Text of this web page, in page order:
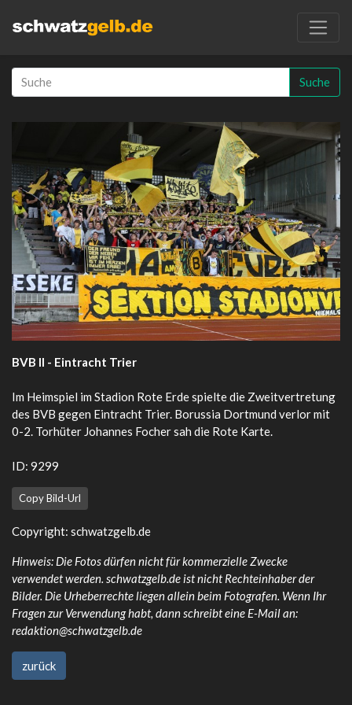
Suche
BVB II - Eintracht Trier
Im Heimspiel im Stadion Rote Erde spielte die Zweitvertretung
des BVB gegen Eintracht Trier. Borussia Dortmund verlor mit
0-2. Torhüter Johannes Focher sah die Rote Karte.
ID: 9299
Copy Bild-Url
Copyright: schwatzgelb.de
Hinweis: Die Fotos dürfen nicht für kommerzielle Zwecke
verwendet werden. schwatzgelb.de ist nicht Rechteinhaber der
Bilder. Die Urheberrechte liegen allein beim Fotografen. Wenn Ihr
Fragen zur Verwendung habt, dann schreibt eine E-Mail an:
redaktion@schwatzgelb.de
zurück